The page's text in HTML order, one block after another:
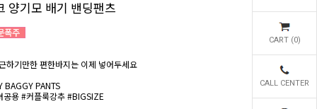
CART (0)
CALL CENTER
양기모 배기 밴딩팬츠
하기만한 편한바지는 이제 넣어두세요
BAGGY PANTS
공용 #커플룩강추 #BIGSIZE